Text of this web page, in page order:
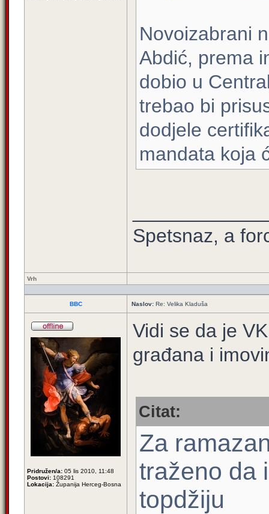
Novoizabrani
Abdić, prema
dobio u
trebao bi
dodjele
mandata koja
Spetsnaz, a
Vrh
BBC Naslov: Re: Velika Kladuša
Pridružen/a: 05 lis 2010, 11:48
Postovi: 108291
Lokacija: Županija Herceg-Bosna
Vidi se da je
građana i
Citat:
Za
traženo da
topdžiju